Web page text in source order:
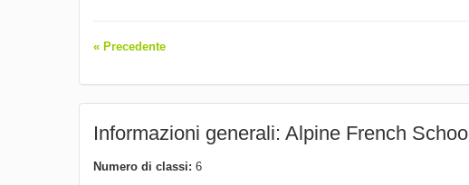
« Precedente
Informazioni generali: Alpine French School
Numero di classi: 6